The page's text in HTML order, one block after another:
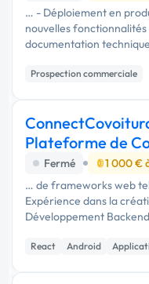
… - Déploiement en
nouvelles
documentation
lesquelles j'ai le plus
…Prospection commerciale
Plateforme de
de Partage de
Fermé 1 000 €
… de frameworks web
Expérience dans la
Développement
langages de
Python ou Ruby on …
React Android